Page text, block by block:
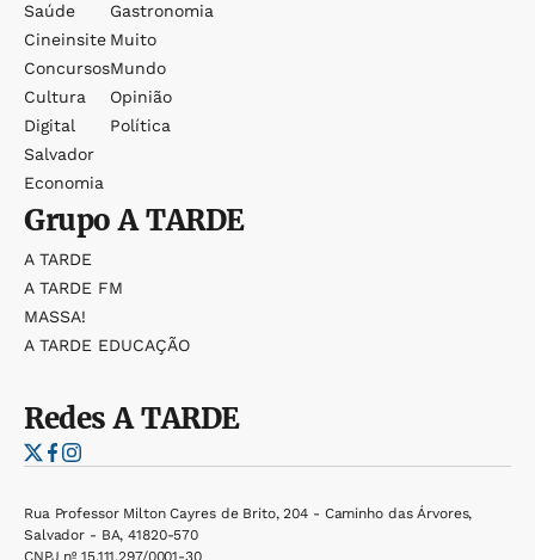
Saúde
Cineinsite
Concursos
Cultura
Digital
Salvador
Economia
Gastronomia
Muito
Mundo
Opinião
Política
GrupoA TARDE
A TARDE
A TARDE FM
MASSA!
A TARDE EDUCAÇÃO
RedesA TARDE
Rua Professor Milton Cayres de Brito, 204 - Caminho das Árvores,
Salvador - BA, 41820-570
CNPJ nº 15.111.297/0001-30